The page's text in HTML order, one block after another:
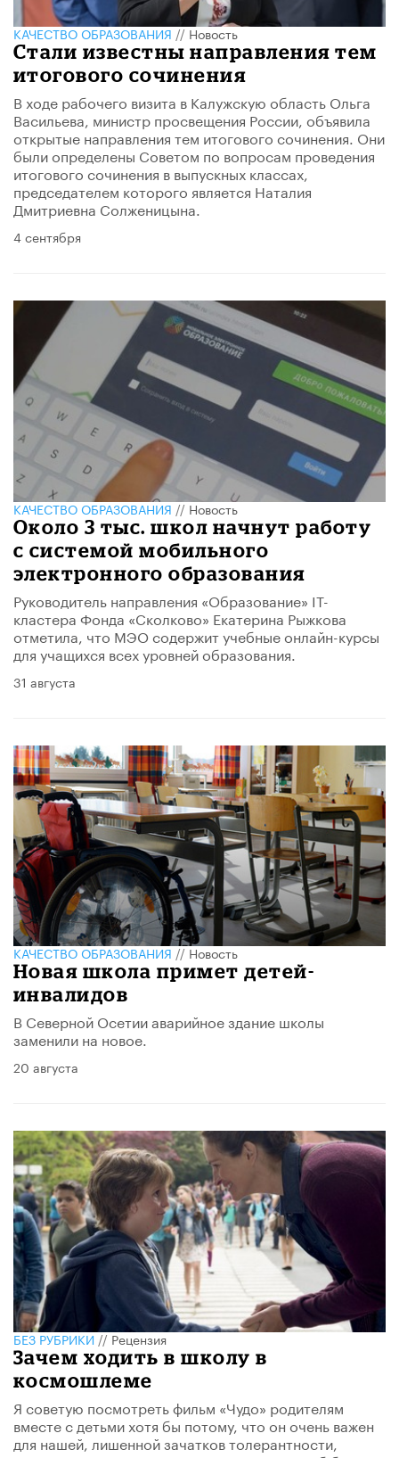
КАЧЕСТВО ОБРАЗОВАНИЯ//Новость
Стали известны направления тем
итогового сочинения
В ходе рабочего визита в Калужскую область Ольга
Васильева, министр просвещения России, объявила
открытые направления тем итогового сочинения. Они
были определены Советом по вопросам проведения
итогового сочинения в выпускных классах,
председателем которого является Наталия
Дмитриевна Солженицына.
4 сентября
КАЧЕСТВО ОБРАЗОВАНИЯ//Новость
Около 3 тыс. школ начнут работу
с системой мобильного
электронного образования
​Руководитель направления «Образование» IT-
кластера Фонда «Сколково» Екатерина Рыжкова
отметила, что МЭО содержит учебные онлайн-курсы
для учащихся всех уровней образования.
31 августа
КАЧЕСТВО ОБРАЗОВАНИЯ//Новость
Новая школа примет детей-
инвалидов
В Северной Осетии аварийное здание школы
заменили на новое.
20 августа
БЕЗ РУБРИКИ//Рецензия
Зачем ходить в школу в
космошлеме
Я советую посмотреть фильм «Чудо» родителям
вместе с детьми хотя бы потому, что он очень важен
для нашей, лишенной зачатков толерантности,